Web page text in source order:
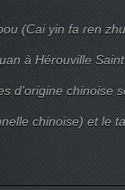
(Cai yin fa ren
à Hérouville
d'origine chinoise
chinoise) et le